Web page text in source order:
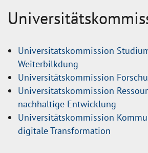
Universitätskommission
Weiterbilkdung
Universitätskommission
Universitätskommission
nachhaltige Entwicklung
Universitätskommission
digitale Transformation